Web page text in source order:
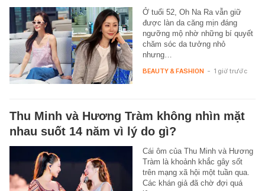
Ở tuổi 52, Oh Na Ra vẫn giữ
được làn da căng mịn đáng
ngưỡng mộ nhờ những bí quyết
chăm sóc da tưởng nhỏ
nhưng…
BEAUTY & FASHION - 1 giờ trước
Thu Minh và Hương Tràm không nhìn mặt
nhau suốt 14 năm vì lý do gì?
Cái ôm của Thu Minh và Hương
Tràm là khoảnh khắc gây sốt
trên mạng xã hội một tuần qua.
Các khán giả đã chờ đợi quá